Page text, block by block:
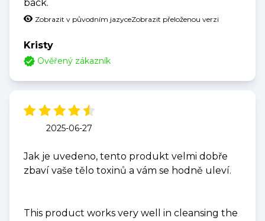
back.
Zobrazit v původním jazyceZobrazit přeloženou verzi
Kristy
Ověřený zákazník
2025-06-27
Jak je uvedeno, tento produkt velmi dobře
zbaví vaše tělo toxinů a vám se hodně uleví.
This product works very well in cleansing the